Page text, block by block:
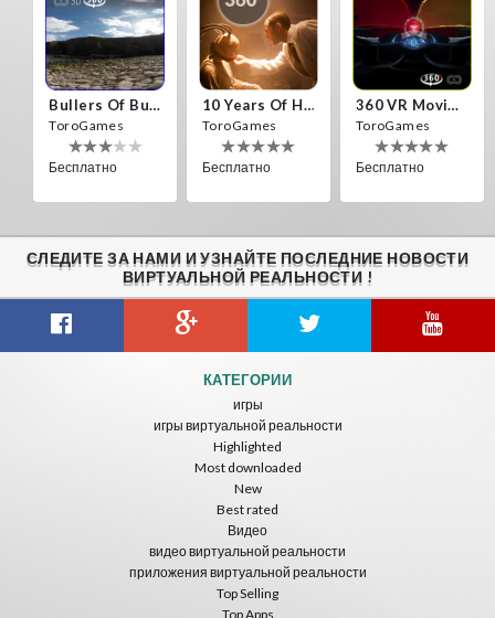
Bullers Of Buchan Aberdeen
ToroGames
Бесплатно
10 Years Of Horror Nights
ToroGames
Бесплатно
360 VR Movie Experience
ToroGames
Бесплатно
Caminandes
Бесплатно
СЛЕДИТЕ ЗА НАМИ И УЗНАЙТЕ ПОСЛЕДНИЕ НОВОСТИ
ВИРТУАЛЬНОЙ РЕАЛЬНОСТИ !
КАТЕГОРИИ
игры
игры виртуальной реальности
Highlighted
Most downloaded
New
Best rated
Видео
видео виртуальной реальности
приложения виртуальной реальности
Top Selling
Top Apps